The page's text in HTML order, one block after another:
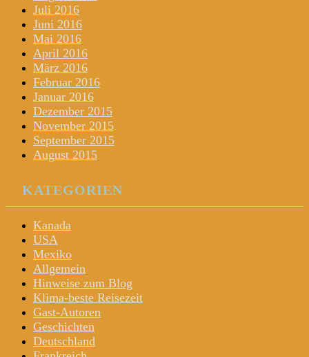
Juli 2016
Juni 2016
Mai 2016
April 2016
März 2016
Februar 2016
Januar 2016
Dezember 2015
November 2015
September 2015
August 2015
KATEGORIEN
Kanada
USA
Mexiko
Allgemein
Hinweise zum Blog
Klima-beste Reisezeit
Gast-Autoren
Geschichten
Deutschland